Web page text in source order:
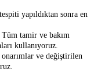
yapıldıktan sonra en
tamir ve bakım
kullanıyoruz.
ve değiştirilen